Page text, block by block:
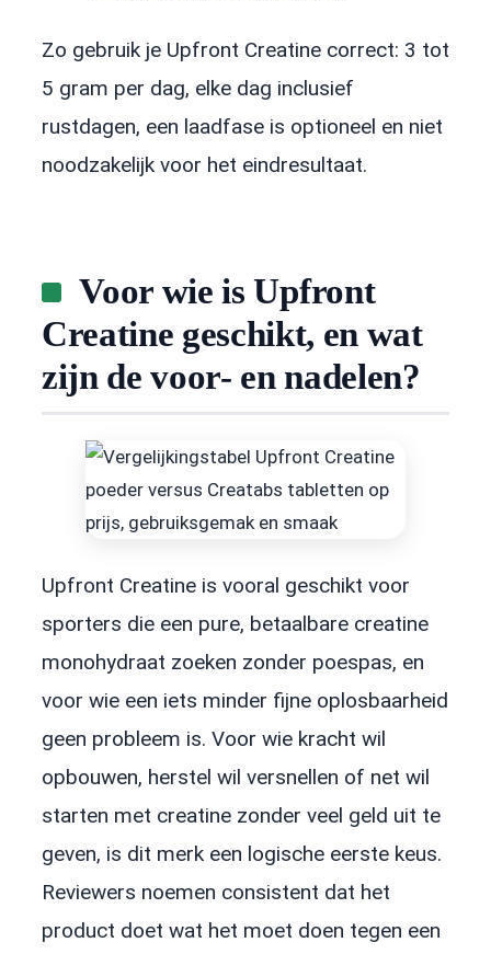
Zo gebruik je Upfront Creatine correct: 3 tot
5 gram per dag, elke dag inclusief
rustdagen, een laadfase is optioneel en niet
noodzakelijk voor het eindresultaat.
Voor wie is Upfront
Creatine geschikt, en wat
zijn de voor- en nadelen?
Upfront Creatine is vooral geschikt voor
sporters die een pure, betaalbare creatine
monohydraat zoeken zonder poespas, en
voor wie een iets minder fijne oplosbaarheid
geen probleem is. Voor wie kracht wil
opbouwen, herstel wil versnellen of net wil
starten met creatine zonder veel geld uit te
geven, is dit merk een logische eerste keus.
Reviewers noemen consistent dat het
product doet wat het moet doen tegen een